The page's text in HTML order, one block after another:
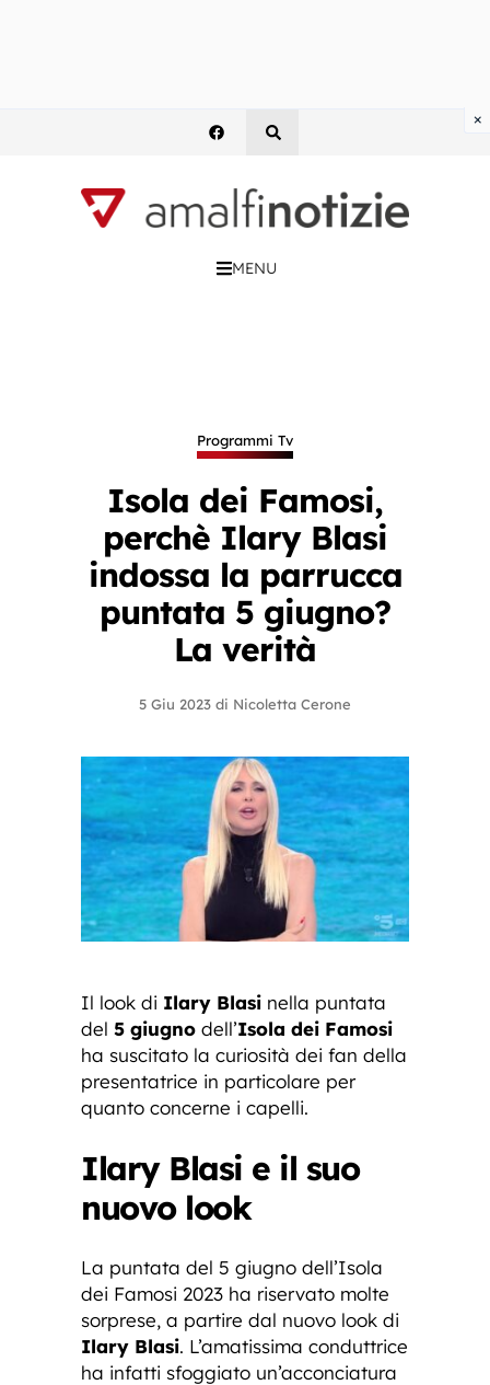
MENU
Programmi Tv
Isola dei Famosi,
perchè Ilary Blasi
indossa la parrucca
puntata 5 giugno?
La verità
5 Giu 2023 di Nicoletta Cerone
Il look di Ilary Blasi nella puntata
del 5 giugno dell’Isola dei Famosi
ha suscitato la curiosità dei fan della
presentatrice in particolare per
quanto concerne i capelli.
Ilary Blasi e il suo
nuovo look
La puntata del 5 giugno dell’Isola
dei Famosi 2023 ha riservato molte
sorprese, a partire dal nuovo look di
Ilary Blasi. L’amatissima conduttrice
ha infatti sfoggiato un’acconciatura
×